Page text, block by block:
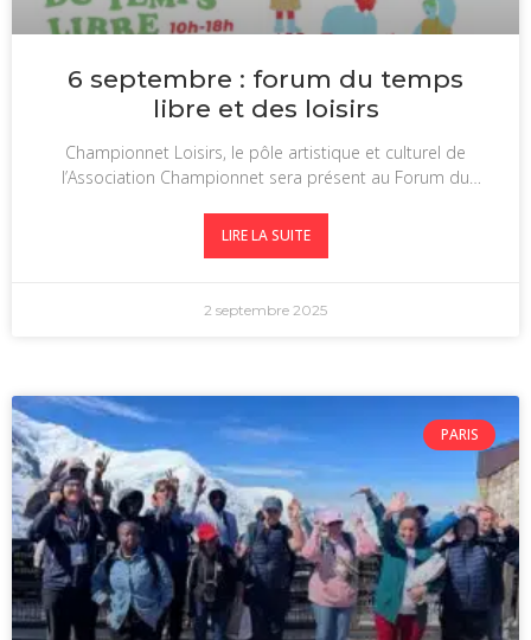
6 septembre : forum du temps
libre et des loisirs
Championnet Loisirs, le pôle artistique et culturel de
l’Association Championnet sera présent au Forum du
LIRE LA SUITE
2 septembre 2025
PARIS